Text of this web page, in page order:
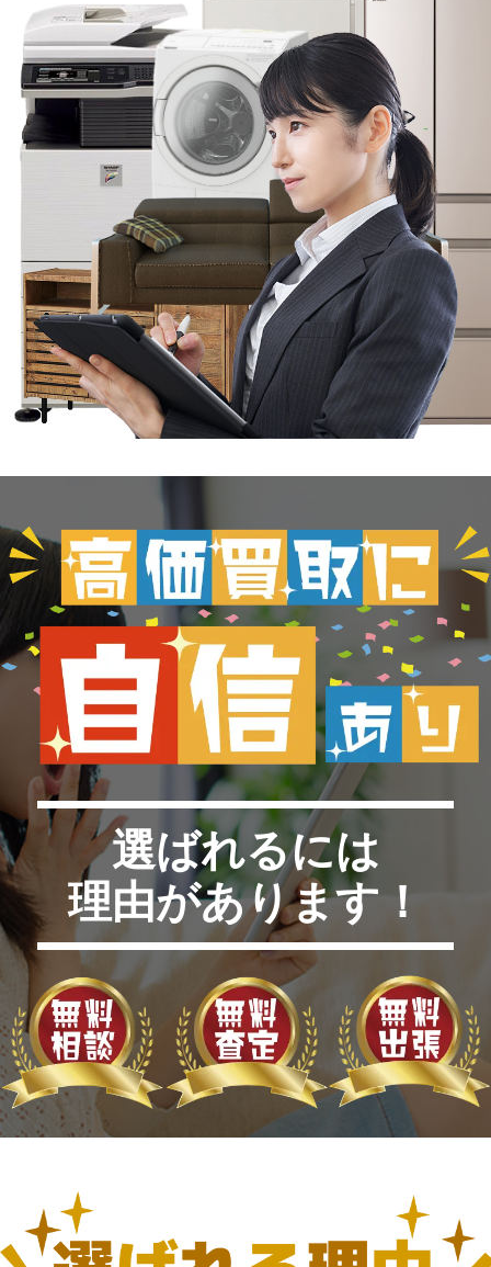
選ばれるには
理由があります！